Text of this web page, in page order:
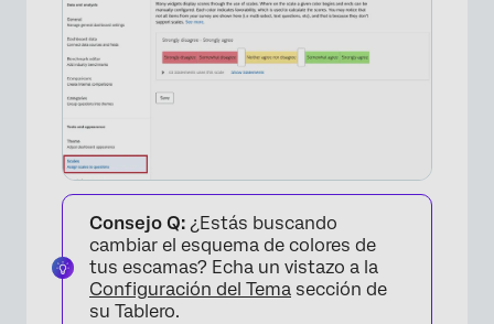
Consejo Q: ¿Estás buscando
cambiar el esquema de colores de
tus escamas? Echa un vistazo a la
Configuración del Tema sección de
su Tablero.